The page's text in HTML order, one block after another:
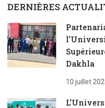
DERNIÈRES
Dakhla
10 juillet